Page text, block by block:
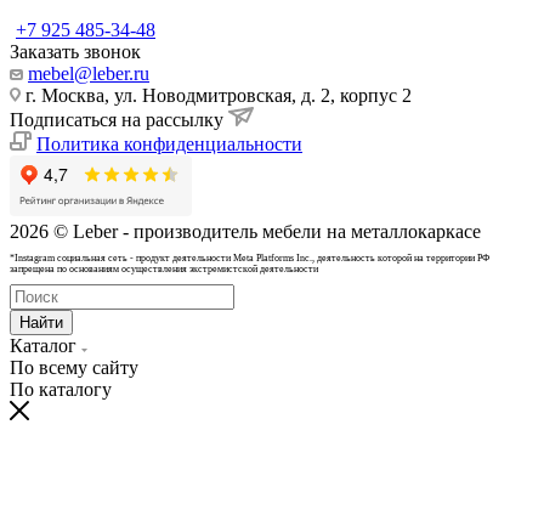
+7 925 485-34-48
Заказать звонок
mebel@leber.ru
г. Москва, ул. Новодмитровская, д. 2, корпус 2
Подписаться на рассылку
Политика конфиденциальности
2026 © Leber - производитель мебели на металлокаркасе
*Instagram cоциальная сеть - продукт деятельности Meta Platforms Inc., деятельность которой на территории РФ
запрещена по основаниям осуществления экстремистской деятельности
Найти
Каталог
По всему сайту
По каталогу